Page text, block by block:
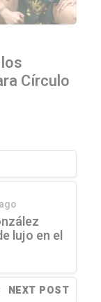
Círculo
lujo en el
NEXT POST